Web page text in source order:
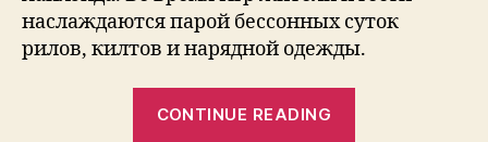
наслаждаются парой бессонных суток
рилов, килтов и нарядной одежды.
CONTINUE READING